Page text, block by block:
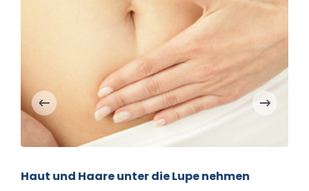
Haut und Haare unter die Lupe nehmen